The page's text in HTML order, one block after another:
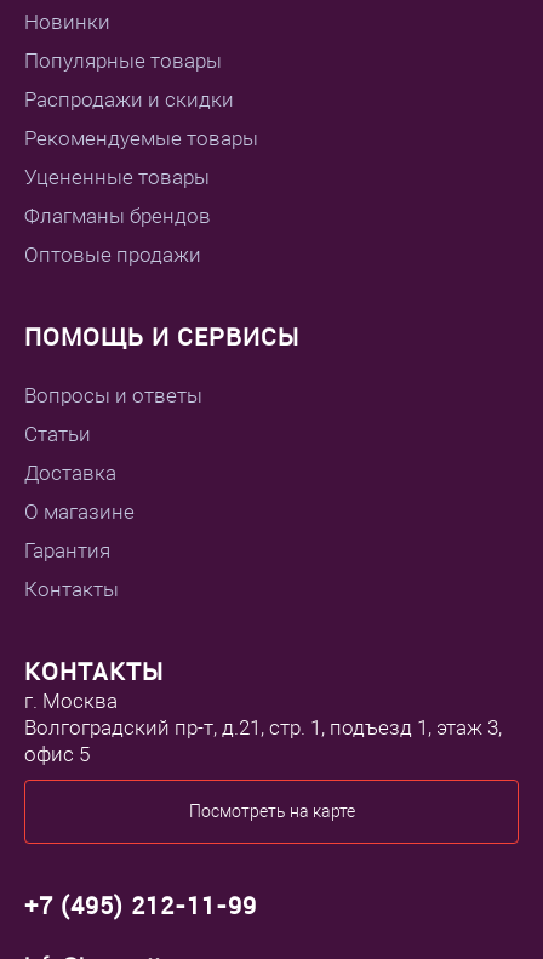
Новинки
Популярные товары
Распродажи и скидки
Рекомендуемые товары
Уцененные товары
Флагманы брендов
Оптовые продажи
ПОМОЩЬ И СЕРВИСЫ
Вопросы и ответы
Статьи
Доставка
О магазине
Гарантия
Контакты
КОНТАКТЫ
г. Москва
Волгоградский пр-т, д.21, стр. 1, подъезд 1, этаж 3,
офис 5
Посмотреть на карте
+7 (495) 212-11-99